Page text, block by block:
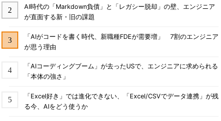
AI時代の「Markdown負債」と「レガシー脱却」の壁、エンジニア
が直面する新・旧の課題
「AIがコードを書く時代、新職種FDEが需要増」 7割のエンジニア
が思う理由
「AIコーディングブーム」が去ったUSで、エンジニアに求められる
「本体の強さ」
「Excel好き」では進化できない、「Excel/CSVでデータ連携」が残
る今、AIをどう使うか